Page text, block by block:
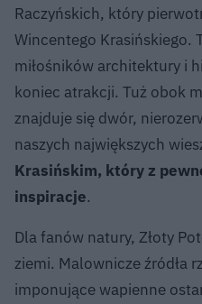
Raczyńskich, który
Wincentego Krasińskiego.
miłośników architektury i
koniec atrakcji. Tuż obok
znajduje się dwór,
naszych największych
Krasińskim, który z
inspiracje.
Dla fanów natury, Złoty
ziemi. Malownicze źródła
imponujące wapienne